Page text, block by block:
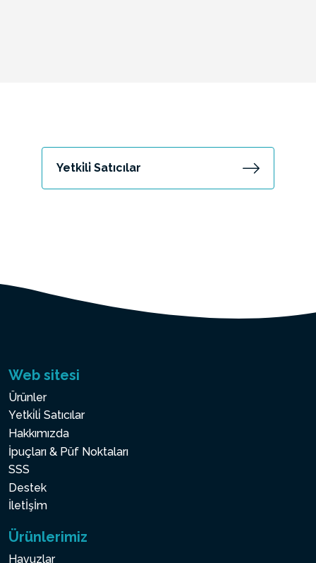
Yetki̇li̇ Satıcılar
Web sitesi
Ürünler
Yetki̇li̇ Satıcılar
Hakkımızda
İpuçları & Püf Noktaları
SSS
Destek
İletİşİm
Ürünlerimiz
Havuzlar